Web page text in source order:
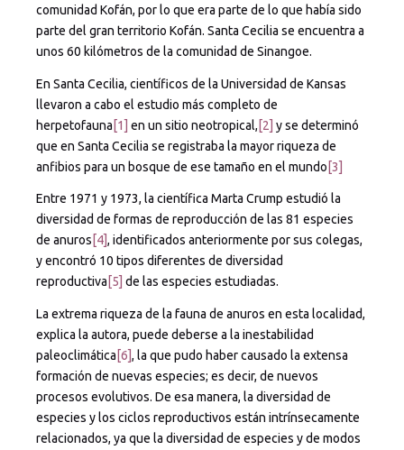
comunidad Kofán, por lo que era parte de lo que había sido
parte del gran territorio Kofán. Santa Cecilia se encuentra a
unos 60 kilómetros de la comunidad de Sinangoe.
En Santa Cecilia, científicos de la Universidad de Kansas
llevaron a cabo el estudio más completo de
herpetofauna [1] en un sitio neotropical, [2] y se determinó
que en Santa Cecilia se registraba la mayor riqueza de
anfibios para un bosque de ese tamaño en el mundo [3]
Entre 1971 y 1973, la científica Marta Crump estudió la
diversidad de formas de reproducción de las 81 especies
de anuros [4], identificados anteriormente por sus colegas,
y encontró 10 tipos diferentes de diversidad
reproductiva [5] de las especies estudiadas.
La extrema riqueza de la fauna de anuros en esta localidad,
explica la autora, puede deberse a la inestabilidad
paleoclimática [6], la que pudo haber causado la extensa
formación de nuevas especies; es decir, de nuevos
procesos evolutivos. De esa manera, la diversidad de
especies y los ciclos reproductivos están intrínsecamente
relacionados, ya que la diversidad de especies y de modos